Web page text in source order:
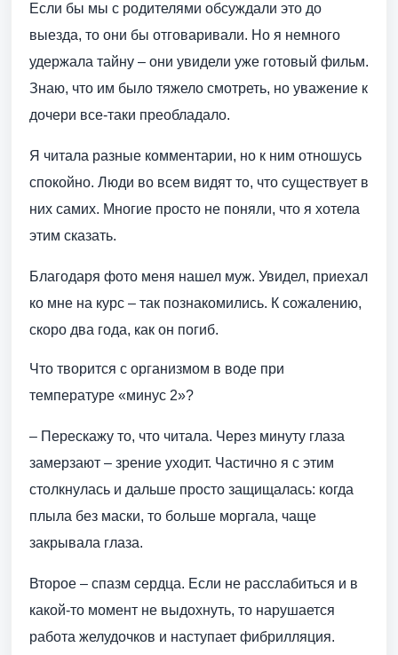
Если бы мы с родителями обсуждали это до
выезда, то они бы отговаривали. Но я немного
удержала тайну – они увидели уже готовый фильм.
Знаю, что им было тяжело смотреть, но уважение к
дочери все-таки преобладало.
Я читала разные комментарии, но к ним отношусь
спокойно. Люди во всем видят то, что существует в
них самих. Многие просто не поняли, что я хотела
этим сказать.
Благодаря фото меня нашел муж. Увидел, приехал
ко мне на курс – так познакомились. К сожалению,
скоро два года, как он погиб.
Что творится с организмом в воде при
температуре «минус 2»?
– Перескажу то, что читала. Через минуту глаза
замерзают – зрение уходит. Частично я с этим
столкнулась и дальше просто защищалась: когда
плыла без маски, то больше моргала, чаще
закрывала глаза.
Второе – спазм сердца. Если не расслабиться и в
какой-то момент не выдохнуть, то нарушается
работа желудочков и наступает фибрилляция.